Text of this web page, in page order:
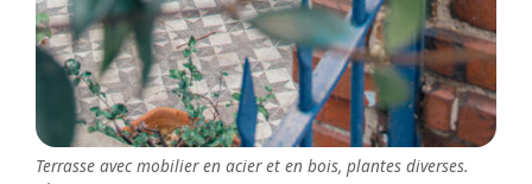
Terrasse avec mobilier en acier et en bois, plantes diverses.